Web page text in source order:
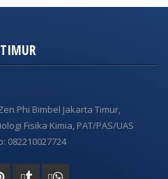
Phi Bimbel Jakarta Timur,
Fisika Kimia, PAT/PAS/UAS
082210027724